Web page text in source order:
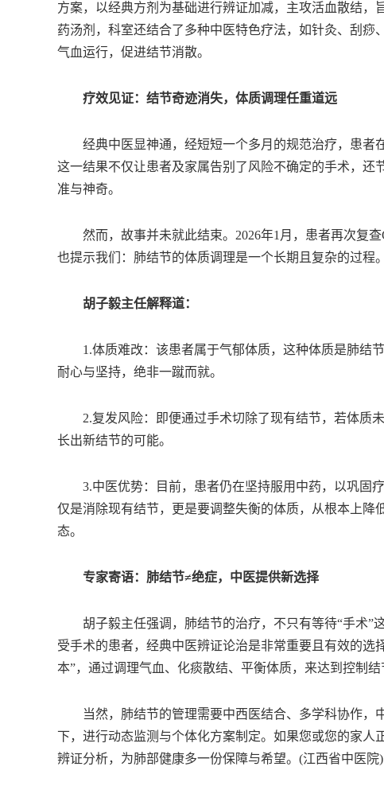
方案，以经典方剂为基础进行辨证加减，主攻活血散结
药汤剂，科室还结合了多种中医特色疗法，如针灸、刮
气血运行，促进结节消散。
疗效见证：结节奇迹消失，体质调理任重道远
经典中医显神通，经短短一个多月的规范治疗，患者在
这一结果不仅让患者及家属告别了风险不确定的手术，
准与神奇。
然而，故事并未就此结束。2026年1月，患者再次复查
也提示我们：肺结节的体质调理是一个长期且复杂的过程。
胡子毅主任解释道：
1.体质难改：该患者属于气郁体质，这种体质是肺结
耐心与坚持，绝非一蹴而就。
2.复发风险：即便通过手术切除了现有结节，若体质未
长出新结节的可能。
3.中医优势：目前，患者仍在坚持服用中药，以巩固
仅是消除现有结节，更是要调整失衡的体质，从根本上降
态。
专家寄语：肺结节≠绝症，中医提供新选择
胡子毅主任强调，肺结节的治疗，不只有等待“手术”
受手术的患者，经典中医辨证论治是非常重要且有效的选
本”，通过调理气血、化痰散结、平衡体质，来达到控制
当然，肺结节的管理需要中西医结合、多学科协作，
下，进行动态监测与个体化方案制定。如果您或您的家
辨证分析，为肺部健康多一份保障与希望。(江西省中医院)